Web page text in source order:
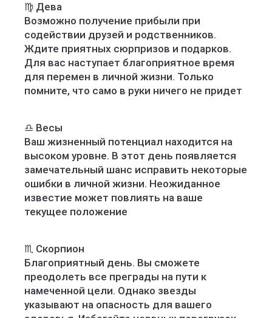
♍️ Дева
Возможно получение прибыли при
содействии друзей и родственников.
Ждите приятных сюрпризов и подарков.
Для вас наступает благоприятное время
для перемен в личной жизни. Только
помните, что само в руки ничего не придет
♎️ Весы
Ваш жизненный потенциал находится на
высоком уровне. В этот день появляется
замечательный шанс исправить некоторые
ошибки в личной жизни. Неожиданное
известие может повлиять на ваше
текущее положение
♏️ Скорпион
Благоприятный день. Вы сможете
преодолеть все преграды на пути к
намеченной цели. Однако звезды
указывают на опасность для вашего